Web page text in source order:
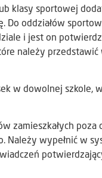
klasy sportowej
Do oddziałów
i jest on
należy przedstawić
w dowolnej szkole,
zamieszkałych
Należy wypełnić w